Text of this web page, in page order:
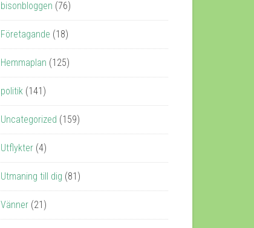
bisonbloggen (76)
Företagande (18)
Hemmaplan (125)
politik (141)
Uncategorized (159)
Utflykter (4)
Utmaning till dig (81)
Vänner (21)